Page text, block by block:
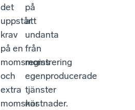
det
uppstår
krav
på en
momsregistrering
och
extra
momskostnader.
på
att
undanta
från
moms
egenproducerade
tjänster
när